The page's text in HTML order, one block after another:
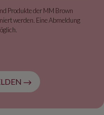
Produkte der MM Brown
werden. Eine Abmeldung